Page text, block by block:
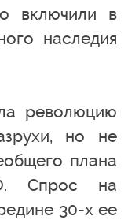
включили в
наследия
революцию
но не
плана
Спрос на
30-х ее